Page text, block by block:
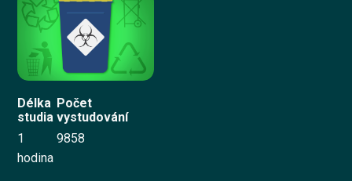
Přihlásit se
Délka
studia
1
hodina
Počet
vystudování
9858